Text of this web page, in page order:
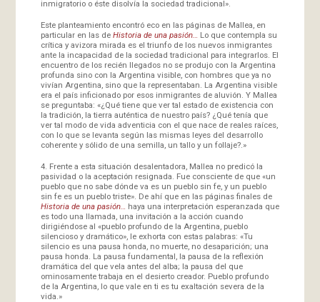
inmigratorio o éste disolvía la sociedad tradicional».
Este planteamiento encontró eco en las páginas de Mallea, en
particular en las de Historia de una pasión… Lo que contempla su
crítica y avizora mirada es el triunfo de los nuevos inmigrantes
ante la incapacidad de la sociedad tradicional para integrarlos. El
encuentro de los recién llegados no se produjo con la Argentina
profunda sino con la Argentina visible, con hombres que ya no
vivían Argentina, sino que la representaban. La Argentina visible
era el país inficionado por esos inmigrantes de aluvión. Y Mallea
se preguntaba: «¿Qué tiene que ver tal estado de existencia con
la tradición, la tierra auténtica de nuestro país? ¿Qué tenía que
ver tal modo de vida adventicia con el que nace de reales raíces,
con lo que se levanta según las mismas leyes del desarrollo
coherente y sólido de una semilla, un tallo y un follaje?.»
4. Frente a esta situación desalentadora, Mallea no predicó la
pasividad o la aceptación resignada. Fue consciente de que «un
pueblo que no sabe dónde va es un pueblo sin fe, y un pueblo
sin fe es un pueblo triste». De ahí que en las páginas finales de
Historia de una pasión… haya una interpretación esperanzada que
es todo una llamada, una invitación a la acción cuando
dirigiéndose al «pueblo profundo de la Argentina, pueblo
silencioso y dramático», le exhorta con estas palabras: «Tu
silencio es una pausa honda, no muerte, no desaparición; una
pausa honda. La pausa fundamental, la pausa de la reflexión
dramática del que vela antes del alba; la pausa del que
ominosamente trabaja en el desierto creador. Pueblo profundo
de la Argentina, lo que vale en ti es tu exaltación severa de la
vida.»